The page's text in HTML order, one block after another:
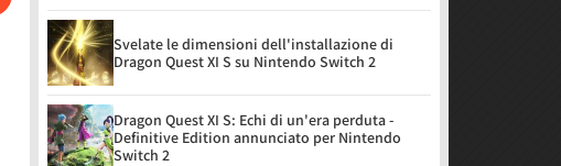
Svelate le dimensioni dell'installazione di
Dragon Quest XI S su Nintendo Switch 2
Dragon Quest XI S: Echi di un'era perduta -
Definitive Edition annunciato per Nintendo
Switch 2